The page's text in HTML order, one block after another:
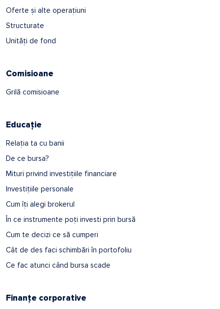
Oferte și alte operațiuni
Structurate
Unități de fond
Comisioane
Grilă comisioane
Educație
Relația ta cu banii
De ce bursa?
Mituri privind investițiile financiare
Investițiile personale
Cum îți alegi brokerul
În ce instrumente poți investi prin bursă
Cum te decizi ce să cumperi
Cât de des faci schimbări în portofoliu
Ce fac atunci când bursa scade
Finanțe corporative